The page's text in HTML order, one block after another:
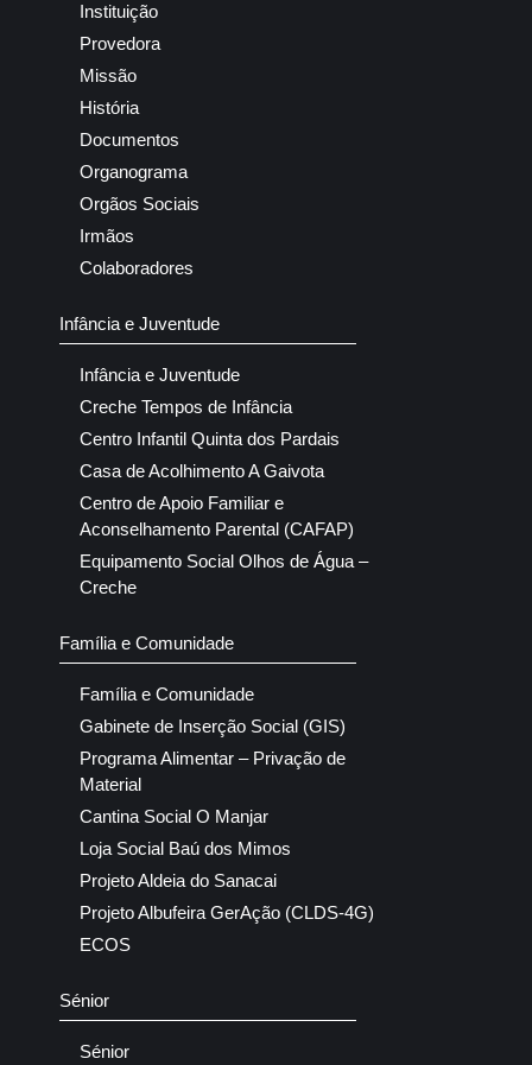
Instituição
Provedora
Missão
História
Documentos
Organograma
Orgãos Sociais
Irmãos
Colaboradores
Infância e Juventude
Infância e Juventude
Creche Tempos de Infância
Centro Infantil Quinta dos Pardais
Casa de Acolhimento A Gaivota
Centro de Apoio Familiar e
Aconselhamento Parental (CAFAP)
Equipamento Social Olhos de Água –
Creche
Família e Comunidade
Família e Comunidade
Gabinete de Inserção Social (GIS)
Programa Alimentar – Privação de
Material
Cantina Social O Manjar
Loja Social Baú dos Mimos
Projeto Aldeia do Sanacai
Projeto Albufeira GerAção (CLDS-4G)
ECOS
Sénior
Sénior